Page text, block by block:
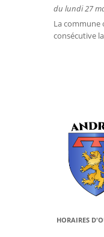
du lundi 27
La commune
consécutive
HORAIRES